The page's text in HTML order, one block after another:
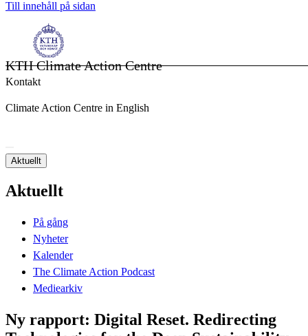
Till innehåll på sidan
KTH Climate Action Centre
Kontakt
Climate Action Centre in English
Aktuellt
Aktuellt
På gång
Nyheter
Kalender
The Climate Action Podcast
Mediearkiv
Ny rapport: Digital Reset. Redirecting